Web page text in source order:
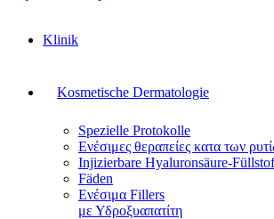
Klinik
Kosmetische Dermatologie
Spezielle Protokolle
Ενέσιμες θεραπείες κατα των
Injizierbare Hyaluronsäure-
Fäden
Ενέσιμα Fillers
με Υδροξυαπατίτη